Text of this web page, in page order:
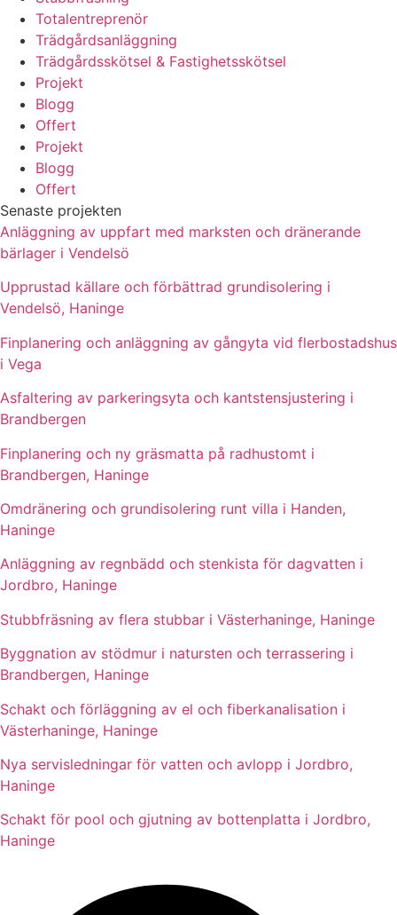
Totalentreprenör
Trädgårdsanläggning
Trädgårdsskötsel & Fastighetsskötsel
Projekt
Blogg
Offert
Projekt
Blogg
Offert
Senaste projekten
Anläggning av uppfart med marksten och dränerande
bärlager i Vendelsö
Upprustad källare och förbättrad grundisolering i
Vendelsö, Haninge
Finplanering och anläggning av gångyta vid flerbostadshus
i Vega
Asfaltering av parkeringsyta och kantstensjustering i
Brandbergen
Finplanering och ny gräsmatta på radhustomt i
Brandbergen, Haninge
Omdränering och grundisolering runt villa i Handen,
Haninge
Anläggning av regnbädd och stenkista för dagvatten i
Jordbro, Haninge
Stubbfräsning av flera stubbar i Västerhaninge, Haninge
Byggnation av stödmur i natursten och terrassering i
Brandbergen, Haninge
Schakt och förläggning av el och fiberkanalisation i
Västerhaninge, Haninge
Nya servisledningar för vatten och avlopp i Jordbro,
Haninge
Schakt för pool och gjutning av bottenplatta i Jordbro,
Haninge